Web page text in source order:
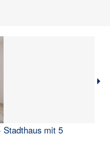
Stadthaus mit 5